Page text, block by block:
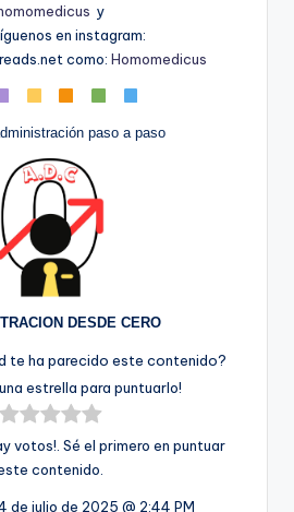
y
en instagram:
como: Homomedicus
paso a paso
DESDE CERO
te ha parecido este contenido?
estrella para puntuarlo!
votos!. Sé el primero en puntuar
contenido.
de julio de 2025 @ 2:44 PM